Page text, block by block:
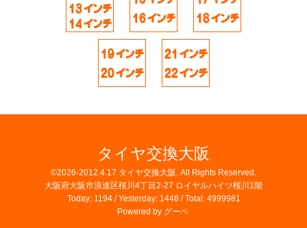
タイヤ交換大阪
©2026-2012.4.17 タイヤ交換大阪 . All Rights Reserved.
大阪府大阪市浪速区桜川4丁目2-27 ロイヤルハイツ桜川1階
Today: 1194/ Yesterday: 1448/ Total: 4999981
Powered by グーペ